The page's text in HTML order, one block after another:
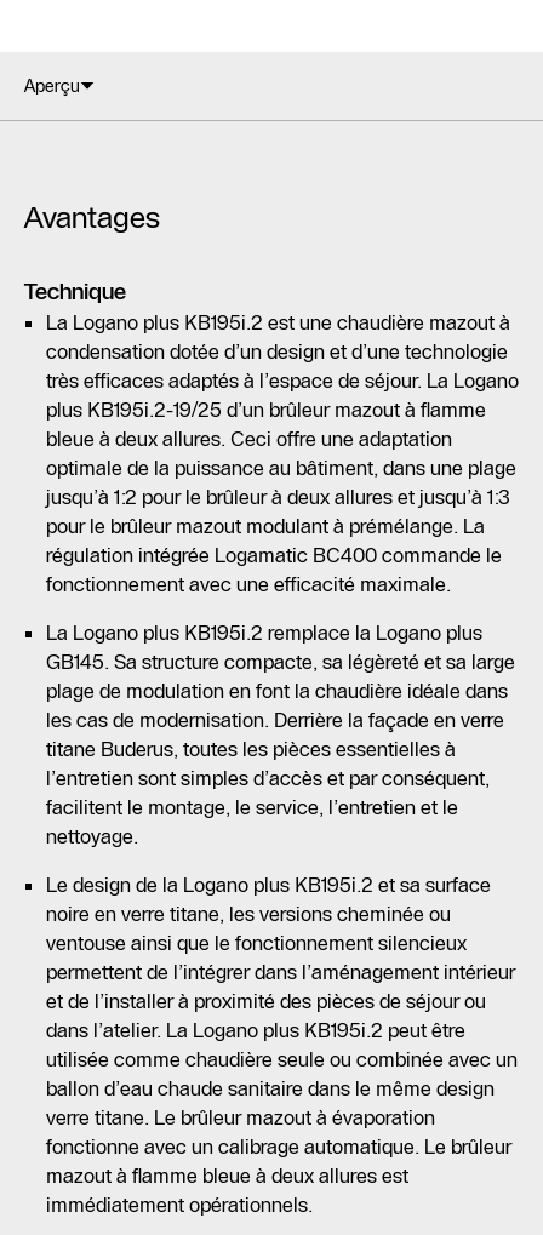
Aperçu
Avantages
Technique
La Logano plus KB195i.2 est une chaudière mazout à
condensation dotée d’un design et d’une technologie
très efficaces adaptés à l’espace de séjour. La Logano
plus KB195i.2-19/25 d’un brûleur mazout à flamme
bleue à deux allures. Ceci offre une adaptation
optimale de la puissance au bâtiment, dans une plage
jusqu’à 1:2 pour le brûleur à deux allures et jusqu’à 1:3
pour le brûleur mazout modulant à prémélange. La
régulation intégrée Logamatic BC400 commande le
fonctionnement avec une efficacité maximale.
La Logano plus KB195i.2 remplace la Logano plus
GB145. Sa structure compacte, sa légèreté et sa large
plage de modulation en font la chaudière idéale dans
les cas de modernisation. Derrière la façade en verre
titane Buderus, toutes les pièces essentielles à
l’entretien sont simples d’accès et par conséquent,
facilitent le montage, le service, l’entretien et le
nettoyage.
Le design de la Logano plus KB195i.2 et sa surface
noire en verre titane, les versions cheminée ou
ventouse ainsi que le fonctionnement silencieux
permettent de l’intégrer dans l’aménagement intérieur
et de l’installer à proximité des pièces de séjour ou
dans l’atelier. La Logano plus KB195i.2 peut être
utilisée comme chaudière seule ou combinée avec un
ballon d’eau chaude sanitaire dans le même design
verre titane. Le brûleur mazout à évaporation
fonctionne avec un calibrage automatique. Le brûleur
mazout à flamme bleue à deux allures est
immédiatement opérationnels.